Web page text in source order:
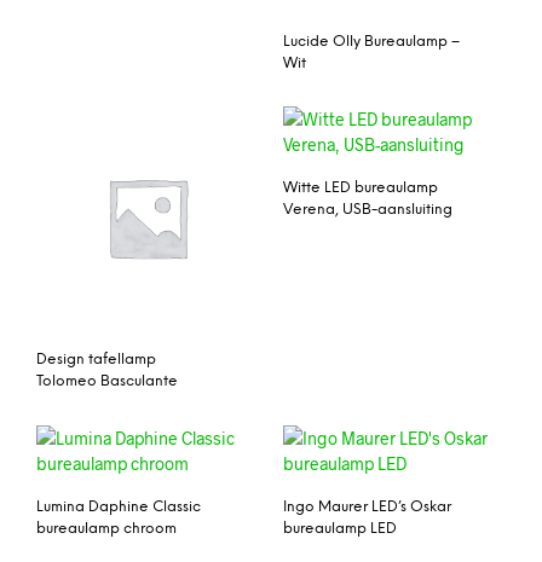
Lucide Olly Bureaulamp –
Wit
Design tafellamp
Tolomeo Basculante
Witte LED bureaulamp
Verena, USB-aansluiting
Lumina Daphine Classic
bureaulamp chroom
Ingo Maurer LED’s Oskar
bureaulamp LED